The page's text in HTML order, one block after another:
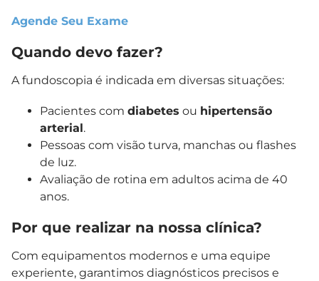
Agende Seu Exame
Quando devo fazer?
A fundoscopia é indicada em diversas situações:
Pacientes com diabetes ou hipertensão
arterial.
Pessoas com visão turva, manchas ou flashes
de luz.
Avaliação de rotina em adultos acima de 40
anos.
Por que realizar na nossa clínica?
Com equipamentos modernos e uma equipe
experiente, garantimos diagnósticos precisos e